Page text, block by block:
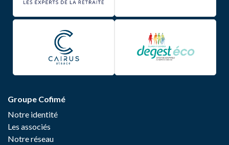
Groupe Cofimé
Notre identité
Les associés
Notre réseau